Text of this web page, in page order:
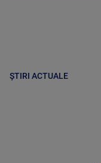
ȘTIRI ACTUALE